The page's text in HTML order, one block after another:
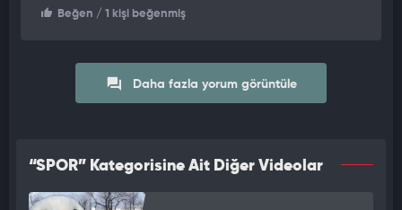
Beğen / 1 kişi beğenmiş
Daha fazla yorum görüntüle
“SPOR” Kategorisine Ait Diğer Videolar